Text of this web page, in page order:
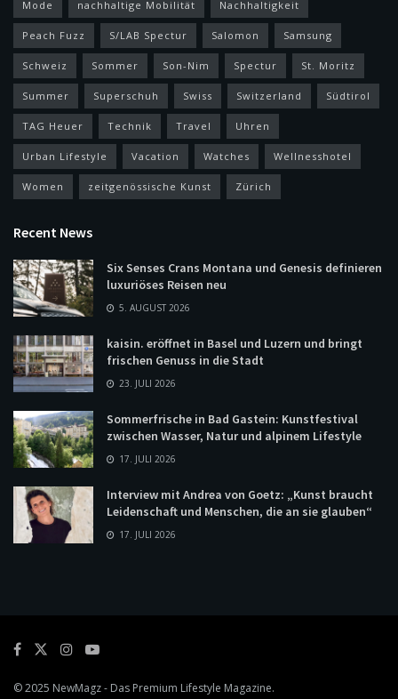
Mode nachhaltige Mobilität Nachhaltigkeit
Peach Fuzz S/LAB Spectur Salomon Samsung
Schweiz Sommer Son-Nim Spectur St. Moritz
Summer Superschuh Swiss Switzerland Südtirol
TAG Heuer Technik Travel Uhren
Urban Lifestyle Vacation Watches Wellnesshotel
Women zeitgenössische Kunst Zürich
Recent News
Six Senses Crans Montana und Genesis definieren
luxuriöses Reisen neu
5. AUGUST 2026
kaisin. eröffnet in Basel und Luzern und bringt
frischen Genuss in die Stadt
23. JULI 2026
Sommerfrische in Bad Gastein: Kunstfestival
zwischen Wasser, Natur und alpinem Lifestyle
17. JULI 2026
Interview mit Andrea von Goetz: „Kunst braucht
Leidenschaft und Menschen, die an sie glauben“
17. JULI 2026
© 2025 NewMagz- Das Premium Lifestyle Magazine.